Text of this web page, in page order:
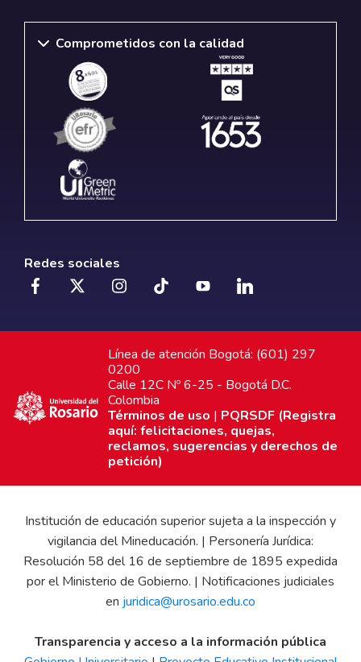
Comprometidos con la calidad
Redes sociales
Línea de atención Bogotá: (601) 297
0200
Calle 12C Nº 6-25 - Bogotá D.C.
Colombia
Términos de uso | PQRSDF (Registra
aquí: felicitaciones, quejas,
reclamos, sugerencias y derechos de
petición)
Institución de educación superior sujeta a la inspección y
vigilancia del Mineducación. | Personería Jurídica:
Resolución 58 del 16 de septiembre de 1895 expedida
por el Ministerio de Gobierno. | Notificaciones judiciales
en juridica@urosario.edu.co
Transparencia y acceso a la información pública